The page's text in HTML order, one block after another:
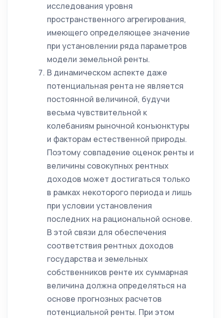
исследования уровня
пространственного агрегирования,
имеющего определяющее значение
при установлении ряда параметров
модели земельной ренты.
В динамическом аспекте даже
потенциальная рента не является
постоянной величиной, будучи
весьма чувствительной к
колебаниям рыночной конъюнктуры
и факторам естественной природы.
Поэтому совпадение оценок ренты и
величины совокупных рентных
доходов может достигаться только
в рамках некоторого периода и лишь
при условии установления
последних на рациональной основе.
В этой связи для обеспечения
соответствия рентных доходов
государства и земельных
собственников ренте их суммарная
величина должна определяться на
основе прогнозных расчетов
потенциальной ренты. При этом